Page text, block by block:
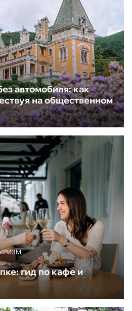
автомобиля: как
на общественном
гид по кафе и